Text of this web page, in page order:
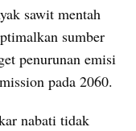
sawit mentah
sumber
penurunan emisi
pada 2060.
nabati tidak